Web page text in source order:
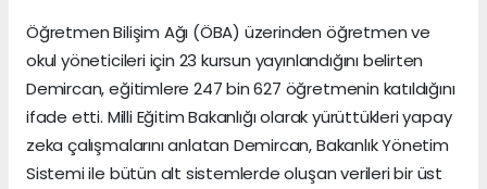
Öğretmen Bilişim Ağı (ÖBA) üzerinden öğretmen ve
okul yöneticileri için 23 kursun yayınlandığını belirten
Demircan, eğitimlere 247 bin 627 öğretmenin katıldığını
ifade etti. Milli Eğitim Bakanlığı olarak yürüttükleri yapay
zeka çalışmalarını anlatan Demircan, Bakanlık Yönetim
Sistemi ile bütün alt sistemlerde oluşan verileri bir üst